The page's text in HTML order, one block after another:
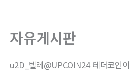
자유게시판
u2D_텔레@UPCOIN24 테더코인